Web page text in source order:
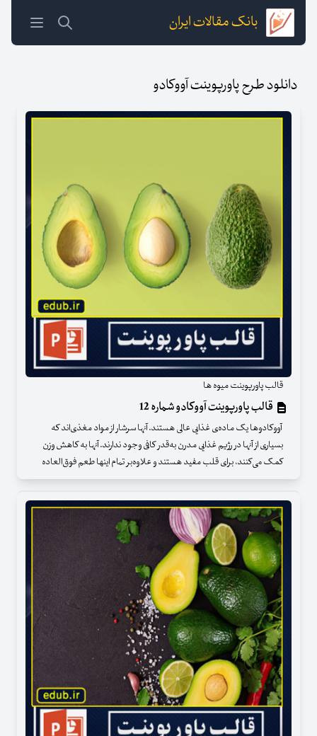
بانک مقالات ایران
دانلود طرح پاورپوینت آووکادو
قالب پاورپوینت میوه ها
قالب پاورپوینت آووکادو شماره 12
آووکادوها یک ماده‌ی غذایی عالی هستند. آنها سرشار از مواد مغذی‌اند که
بسیاری از آنها در رژیم غذایی مدرن به‌قدر کافی وجود ندارند. آنها به کاهش وزن
کمک می‌کنند، برای قلب مفید هستند و علاوه‌بر تمام اینها طعم فوق‌العاده